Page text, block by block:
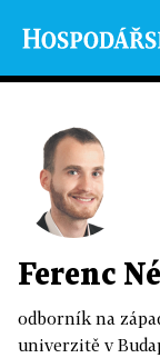
Ferenc
odborník na
univerzitě v